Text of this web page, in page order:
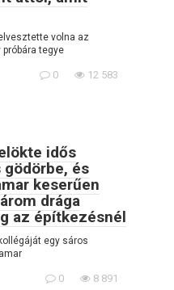
volna az
tegye
0 12 583
idős
és
keserűen
drága
az építkezésnél
egy sáros
0 8 891